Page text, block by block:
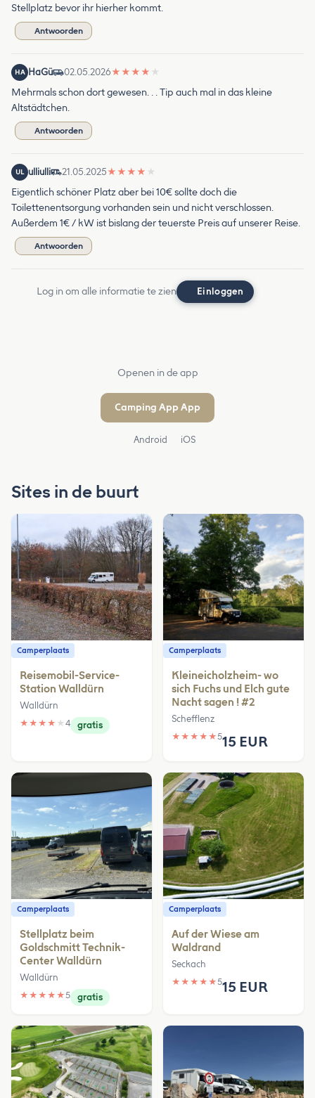
Stellplatz bevor ihr hierher kommt.
Antwoorden
HA HaGü 02.05.2026★ ★ ★ ★ ★
Mehrmals schon dort gewesen. . . Tip auch mal in das kleine
Altstädtchen.
Antwoorden
UL ulliulli 21.05.2025★ ★ ★ ★ ★
Eigentlich schöner Platz aber bei 10€ sollte doch die
Toilettenentsorgung vorhanden sein und nicht verschlossen.
Außerdem 1€ / kW ist bislang der teuerste Preis auf unserer Reise.
Antwoorden
Log in om alle informatie te zien Einloggen
Openen in de app
Camping App App
Android iOS
Sites in de buurt
Camperplaats
Reisemobil-Service-
Station Walldürn
Walldürn
★ ★ ★ ★ ★ 4 gratis
Camperplaats
Kleineicholzheim- wo
sich Fuchs und Elch gute
Nacht sagen ! #2
Schefflenz
★ ★ ★ ★ ★515 EUR
Camperplaats
Stellplatz beim
Goldschmitt Technik-
Center Walldürn
Walldürn
★ ★ ★ ★ ★5 gratis
Camperplaats
Auf der Wiese am
Waldrand
Seckach
★ ★ ★ ★ ★515 EUR